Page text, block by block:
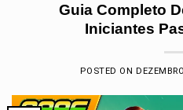
Guia Completo
Iniciantes
POSTED ON